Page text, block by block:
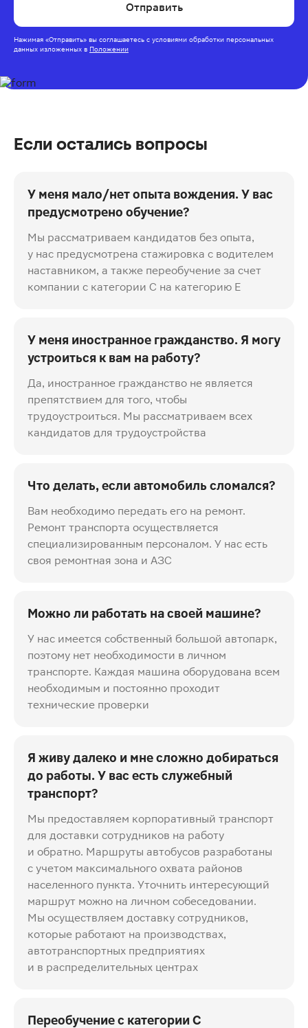
Отправить
Нажимая «Отправить» вы соглашаетесь с условиями обработки персональных
данных изложенных в Положении
Если остались вопросы
У меня мало/нет опыта вождения. У вас
предусмотрено обучение?
Мы рассматриваем кандидатов без опыта,
у нас предусмотрена стажировка с водителем
наставником, а также переобучение за счет
компании с категории С на категорию Е
У меня иностранное гражданство. Я могу
устроиться к вам на работу?
Да, иностранное гражданство не является
препятствием для того, чтобы
трудоустроиться. Мы рассматриваем всех
кандидатов для трудоустройства
Что делать, если автомобиль сломался?
Вам необходимо передать его на ремонт.
Ремонт транспорта осуществляется
специализированным персоналом. У нас есть
своя ремонтная зона и АЗС
Можно ли работать на своей машине?
У нас имеется собственный большой автопарк,
поэтому нет необходимости в личном
транспорте. Каждая машина оборудована всем
необходимым и постоянно проходит
технические проверки
Я живу далеко и мне сложно добираться
до работы. У вас есть служебный
транспорт?
Мы предоставляем корпоративный транспорт
для доставки сотрудников на работу
и обратно. Маршруты автобусов разработаны
с учетом максимального охвата районов
населенного пункта. Уточнить интересующий
маршрут можно на личном собеседовании.
Мы осуществляем доставку сотрудников,
которые работают на производствах,
автотранспортных предприятиях
и в распределительных центрах
Переобучение с категории С